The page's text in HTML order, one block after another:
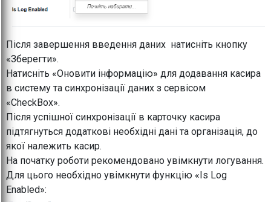
Після завершення введення даних натисніть кнопку
«Зберегти».
Натисніть «Оновити інформацію» для додавання касира
в систему та синхронізації даних з сервісом
«CheckBox».
Після успішної синхронізації в карточку касира
підтягнуться додаткові необхідні дані та організація, до
якої належить касир.
На початку роботи рекомендовано увімкнути логування.
Для цього необхідно увімкнути функцію «Is Log
Enabled»: